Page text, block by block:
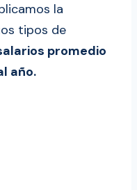
la
tipos de
promedio
año.